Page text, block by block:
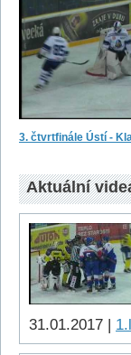
3. čtvrtfinále Ústí -
Aktuální
31.01.2017 |